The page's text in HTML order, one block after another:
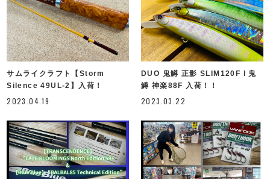
サムライクラフト【Storm
Silence 49UL-2】入荷！
2023.04.19
DUO 鬼鱒 正影 SLIM120F l 鬼
鱒 神楽88F 入荷！！
2023.03.22